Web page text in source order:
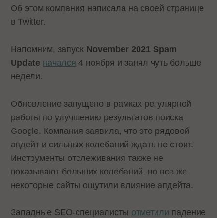
Об этом компания написала на своей странице
в Twitter.
Напомним, запуск November 2021 Spam
Update начался 4 ноября и занял чуть больше
недели.
Обновление запущено в рамках регулярной
работы по улучшению результатов поиска
Google. Компания заявила, что это рядовой
апдейт и сильных колебаний ждать не стоит.
Инструменты отслеживания также не
показывают больших колебаний, но все же
некоторые сайты ощутили влияние апдейта.
Западные SEO-специалисты отметили падение